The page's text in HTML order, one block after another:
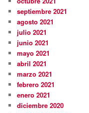
septiembre 2021
agosto 2021
julio 2021
junio 2021
mayo 2021
abril 2021
marzo 2021
febrero 2021
enero 2021
diciembre 2020